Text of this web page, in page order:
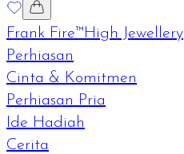
Frank Fire™High Jewellery
Perhiasan
Cinta & Komitmen
Perhiasan Pria
Ide Hadiah
Cerita